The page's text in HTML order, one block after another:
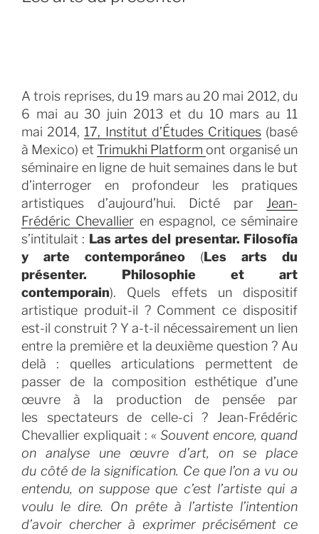
A trois reprises, du 19 mars au 20 mai 2012, du
6 mai au 30 juin 2013 et du 10 mars au 11
mai 2014, 17, Institut d’Études Critiques(basé
à Mexico) et Trimukhi Platform ont organisé un
séminaire en ligne de huit semaines dans le but
d’interroger en profondeur les pratiques
artistiques d’aujourd’hui. Dicté par Jean-
Frédéric Chevallier en espagnol, ce séminaire
s’intitulait : Las artes del presentar. Filosofía
y arte contemporáneo (Les arts du
présenter. Philosophie et art
contemporain). Quels effets un dispositif
artistique produit-il ? Comment ce dispositif
est-il construit ? Y a-t-il nécessairement un lien
entre la première et la deuxième question ? Au
delà : quelles articulations permettent de
passer de la composition esthétique d’une
œuvre à la production de pensée par
les spectateurs de celle-ci ? Jean-Frédéric
Chevallier expliquait : « Souvent encore, quand
on analyse une œuvre d’art, on se place
du côté de la signification. Ce que l’on a vu ou
entendu, on suppose que c’est l’artiste qui a
voulu le dire. On prête à l’artiste l’intention
d’avoir chercher à exprimer précisément ce